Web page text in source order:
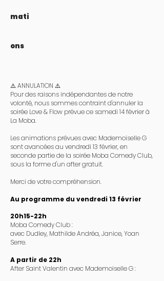
mati
ons
⚠️ ANNULATION ⚠️
Pour des raisons indépendantes de notre
volonté, nous sommes contraint d'annuler la
soirée Love & Flow prévue ce samedi 14 février à
La Moba.
Les animations prévues avec Mademoiselle G
sont avancées au vendredi 13 février, en
seconde partie de la soirée Moba Comedy Club,
sous la forme d'un after gratuit.
Merci de votre compréhension.
Au programme du vendredi 13 février
20h15-22h
Moba Comedy Club :
avec Dudley, Mathilde Andréa, Janice, Yoan
Serre.
A partir de 22h
After Saint Valentin avec Mademoiselle G :